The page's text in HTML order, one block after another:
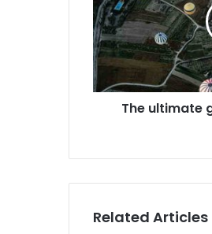
to
herbal
teas
The ultimate
Related Articles